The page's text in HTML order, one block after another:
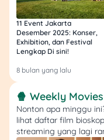
server.
5. Menggunakan
Browser dengan
Opera memiliki fitur
gratis yang bisa
dipakai tanpa instal
tambahan.
11 Event Jakarta
Desember 2025: Konser,
Exhibition, dan Festival
Lengkap Di sini!
8 bulan yang lalu
🍿 Weekly Movies
Nonton apa minggu
lihat daftar film
streaming yang lagi